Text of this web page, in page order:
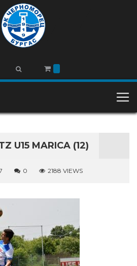
U15 MARICA (12)
0 2188 VIEWS